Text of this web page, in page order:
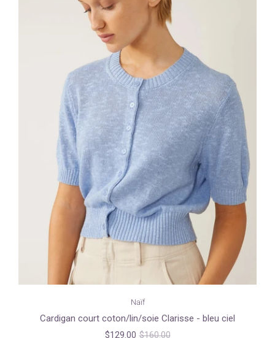
Naïf
Cardigan court coton/lin/soie Clarisse - bleu ciel
$129.00 $160.00